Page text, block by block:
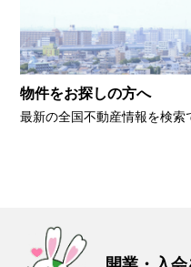
物件をお探しの方へ
最新の全国不動産情報を検索